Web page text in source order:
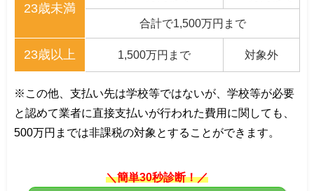
23歳未満
合計で1,500万円まで
23歳以上 1,500万円まで 対象外
※この他、支払い先は学校等ではないが、学校等が必要
と認めて業者に直接支払いが行われた費用に関しても、
500万円までは非課税の対象とすることができます。
＼簡単30秒診断！／